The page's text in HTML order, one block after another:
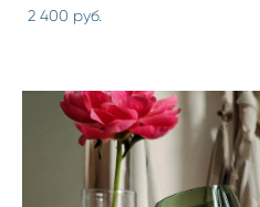
2 400 pуб.